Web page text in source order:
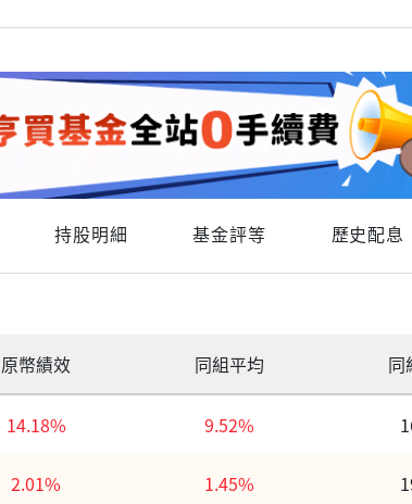
持股明細 基金評等 歷史配息
原幣績效
同組平均 同
14.18% 9.52%
2.01% 1.45%